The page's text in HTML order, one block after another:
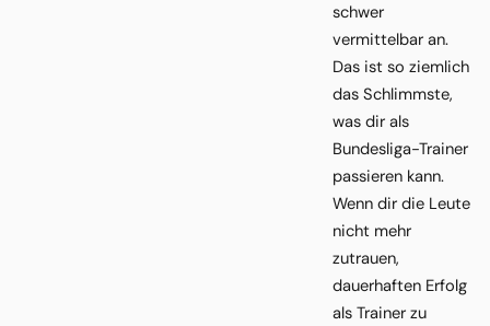
schwer
vermittelbar an.
Das ist so ziemlich
das Schlimmste,
was dir als
Bundesliga-Trainer
passieren kann.
Wenn dir die Leute
nicht mehr
zutrauen,
dauerhaften Erfolg
als Trainer zu